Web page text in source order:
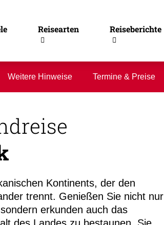
Reisearten Reiseberichte
Weitere Hinweise Termine & Preise
Kontinents, der den
trennt. Genießen Sie nicht nur
erkunden auch das